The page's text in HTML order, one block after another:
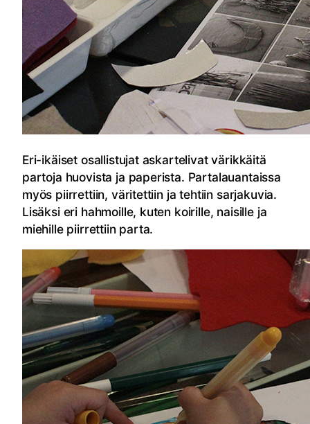
Eri-ikäiset osallistujat askartelivat värikkäitä
partoja huovista ja paperista. Partalauantaissa
myös piirrettiin, väritettiin ja tehtiin sarjakuvia.
Lisäksi eri hahmoille, kuten koirille, naisille ja
miehille piirrettiin parta.